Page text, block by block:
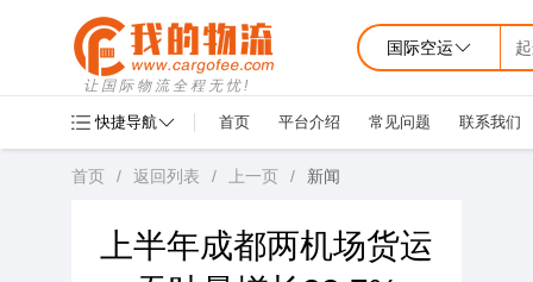
让国际物流全程无忧!
国际空运
快捷导航 首页 平台介绍 常见问题 联系我们
首页 / 返回列表 / 上一页 / 新闻
上半年成都两机场货运